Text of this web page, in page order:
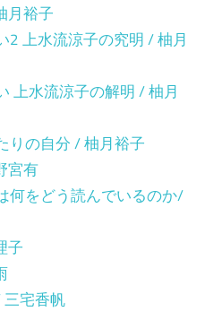
月裕子
2 上水流涼子の究明 / 柚月
上水流涼子の解明 / 柚月
りの自分 / 柚月裕子
宮有
何をどう読んでいるのか/
子
宅香帆